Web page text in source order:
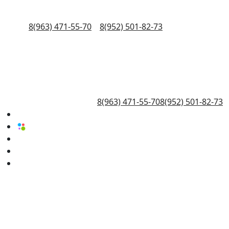
8(963) 471-55-70 8(952) 501-82-73
8(963) 471-55-708(952) 501-82-73